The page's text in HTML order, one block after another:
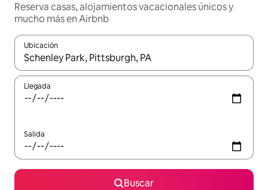
Reserva casas, alojamientos vacacionales únicos y
mucho más en Airbnb
Ubicación
Cuando los resultados estén disponibles, podrás navegar
Llegada
Salida
Buscar